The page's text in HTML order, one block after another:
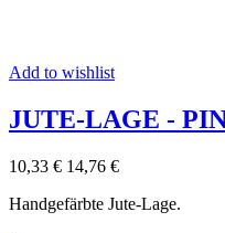
Add to wishlist
JUTE-LAGE -
10,33 € 14,76 €
Handgefärbte Jute-Lage.